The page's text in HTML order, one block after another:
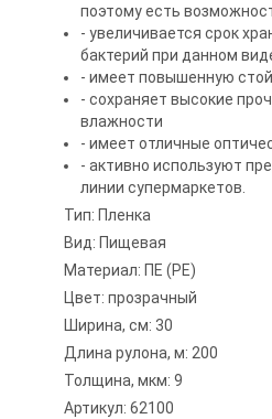
поэтому есть
- увеличивается срок
бактерий при данном
- имеет повышенную
- сохраняет высокие
влажности
- имеет отличные
- активно используют
линии супермаркетов.
Тип: Пленка
Вид: Пищевая
Материал: ПЕ (PЕ)
Цвет: прозрачный
Ширина, см: 30
Длина рулона, м: 200
Толщина, мкм: 9
Артикул: 62100